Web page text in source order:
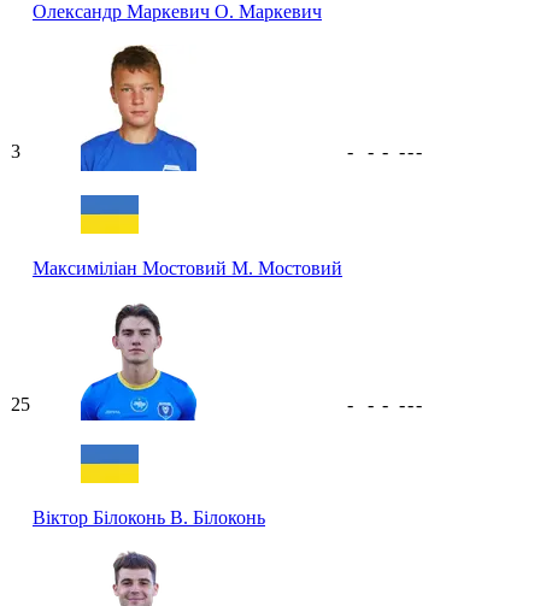
Олександр Маркевич О. Маркевич
3
Максиміліан Мостовий М. Мостовий
- - - ---
25
Віктор Білоконь В. Білоконь
- - - ---